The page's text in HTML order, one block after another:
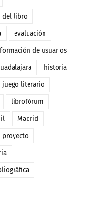
del libro
evaluación
formación de usuarios
historia
juego literario
librofórum
Madrid
proyecto